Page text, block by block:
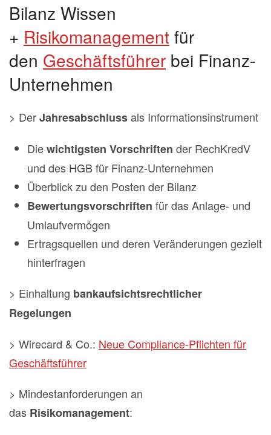
Bilanz Wissen
+ Risikomanagement für
den Geschäftsführer bei Finanz-
Unternehmen
> DerJahresabschlussals Informationsinstrument
Diewichtigsten Vorschriften der RechKredV
und des HGB für Finanz-Unternehmen
Überblick zu den Posten der Bilanz
Bewertungsvorschriften für das Anlage- und
Umlaufvermögen
Ertragsquellen und deren Veränderungen gezielt
hinterfragen
> Einhaltung bankaufsichtsrechtlicher
Regelungen
> Wirecard & Co.: Neue Compliance-Pflichten für
Geschäftsführer
> Mindestanforderungen an
das Risikomanagement: